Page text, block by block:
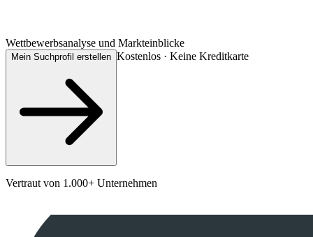
Wettbewerbsanalyse und Markteinblicke
Mein Suchprofil erstellen Kostenlos · Keine Kreditkarte
Vertraut von 1.000+ Unternehmen